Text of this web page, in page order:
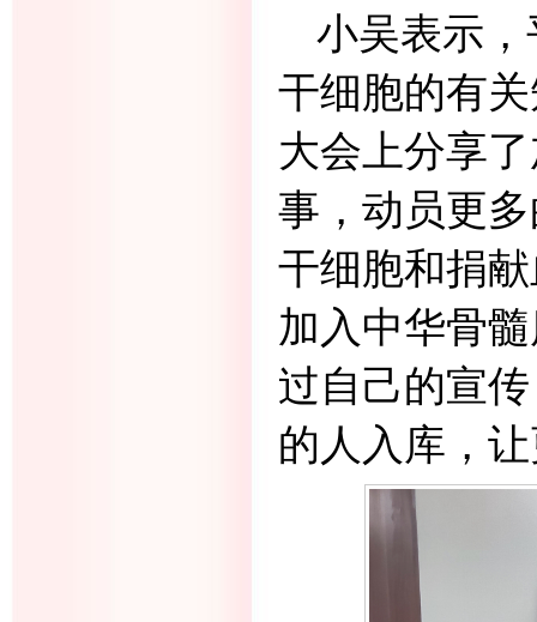
小吴表示
干细胞的有
大会上分享
事，动员更
干细胞和捐
加入中华骨
过自己的宣
的人入库，